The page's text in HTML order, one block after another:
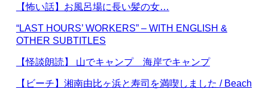
【怖い話】お風呂場に長い髪の女…
“LAST HOURS’ WORKERS” – WITH ENGLISH &
OTHER SUBTITLES
【怪談朗読】 山でキャンプ 海岸でキャンプ
【ビーチ】湘南由比ヶ浜と寿司を満喫しました / Beach